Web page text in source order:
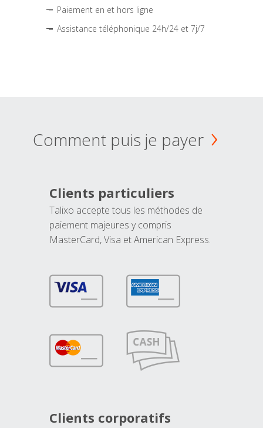
Paiement en et hors ligne
Assistance téléphonique 24h/24 et 7j/7
Comment puis je payer
Clients particuliers
Talixo accepte tous les méthodes de
paiement majeures y compris
MasterCard, Visa et American Express.
Clients corporatifs